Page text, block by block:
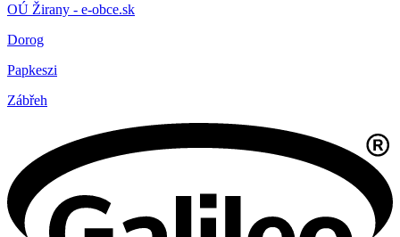
OÚ Žirany - e-obce.sk
Dorog
Papkeszi
Zábřeh